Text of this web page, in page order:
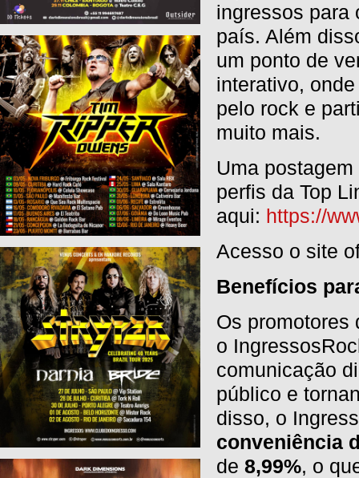
ingressos para
país. Além
um ponto de
interativo,
pelo rock e
muito mais.
Uma
perfis da Top
aqui: https://
Acesso o site
Benefícios
Os promotores
o
comunicação
público e
disso, o
conveniência
de 8,99%, o